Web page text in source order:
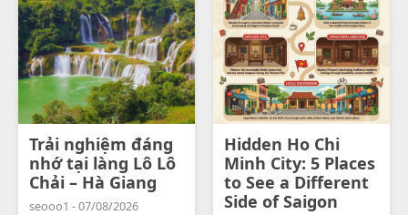
Trải nghiệm đáng
nhớ tại làng Lô Lô
Chải – Hà Giang
seooo1 - 07/08/2026
Hidden Ho Chi
Minh City: 5 Places
to See a Different
Side of Saigon